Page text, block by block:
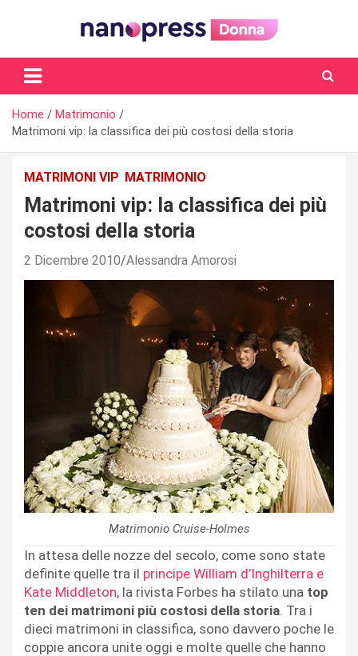
Il magazine femminile di Nanopress.it
Home
Matrimonio
Matrimoni vip: la classifica dei più costosi della storia
MATRIMONI VIP MATRIMONIO
Matrimoni vip: la classifica dei più
costosi della storia
2 Dicembre 2010 Alessandra Amorosi
Matrimonio Cruise-Holmes
In attesa delle nozze del secolo, come sono state
definite quelle tra il principe William d’Inghilterra e
Kate Middleton, la rivista Forbes ha stilato una top
ten dei matrimoni più costosi della storia. Tra i
dieci matrimoni in classifica, sono davvero poche le
coppie ancora unite oggi e molte quelle che hanno